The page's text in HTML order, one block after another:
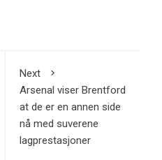
Next
Arsenal viser Brentford
at de er en annen side
nå med suverene
lagprestasjoner